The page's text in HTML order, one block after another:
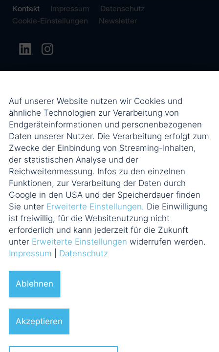
Kontakt Impressum
Datenschutz
Cookie-Einstellungen
Newsletter
Auf unserer Website nutzen wir Cookies und
ähnliche Technologien zur Verarbeitung von
Endgeräteinformationen und personenbezogenen
Daten unserer Nutzer. Die Verarbeitung erfolgt zum
Zwecke der Einbindung von Streaming-Inhalten,
der statistischen Analyse und der
Reichweitenmessung. Infos zu den einzelnen
Funktionen, zur Verarbeitung der Daten durch
Google in den USA und der Speicherdauer finden
Sie unter Erweiterte Einstellungen. Die Einwilligung
ist freiwillig, für die Websitenutzung nicht
erforderlich und kann jederzeit für die Zukunft
unter Erweiterte Einstellungen widerrufen werden.
Impressum
Datenschutz
Ablehnen
Akzeptieren